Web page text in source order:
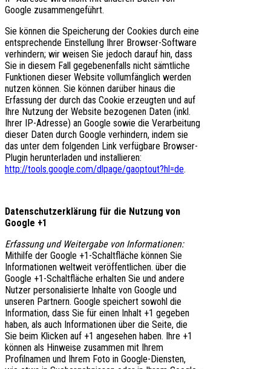
Google zusammengeführt.
Sie können die Speicherung der Cookies durch eine
entsprechende Einstellung Ihrer Browser-Software
verhindern; wir weisen Sie jedoch darauf hin, dass
Sie in diesem Fall gegebenenfalls nicht sämtliche
Funktionen dieser Website vollumfänglich werden
nutzen können. Sie können darüber hinaus die
Erfassung der durch das Cookie erzeugten und auf
Ihre Nutzung der Website bezogenen Daten (inkl.
Ihrer IP-Adresse) an Google sowie die Verarbeitung
dieser Daten durch Google verhindern, indem sie
das unter dem folgenden Link verfügbare Browser-
Plugin herunterladen und installieren:
http://tools.google.com/dlpage/gaoptout?hl=de.
Datenschutzerklärung für die Nutzung von
Google +1
Erfassung und Weitergabe von Informationen:
Mithilfe der Google +1-Schaltfläche können Sie
Informationen weltweit veröffentlichen. über die
Google +1-Schaltfläche erhalten Sie und andere
Nutzer personalisierte Inhalte von Google und
unseren Partnern. Google speichert sowohl die
Information, dass Sie für einen Inhalt +1 gegeben
haben, als auch Informationen über die Seite, die
Sie beim Klicken auf +1 angesehen haben. Ihre +1
können als Hinweise zusammen mit Ihrem
Profilnamen und Ihrem Foto in Google-Diensten,